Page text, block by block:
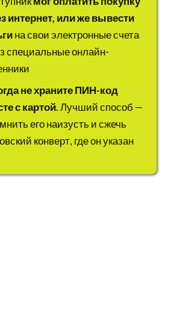
интернет, или же вывести
на свои электронные счета
специальные онлайн-
не храните ПИН-код
с картой. Лучший способ —
его наизусть и сжечь
конверт, где он указан